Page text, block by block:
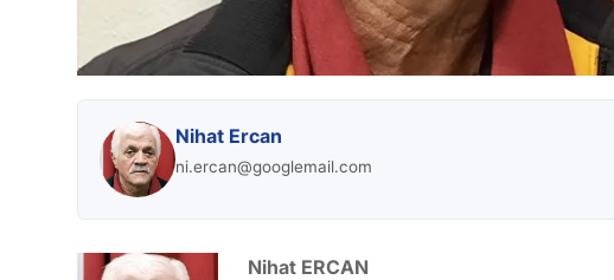
Nihat Ercan
ni.ercan@googlemail.com
Nihat ERCAN